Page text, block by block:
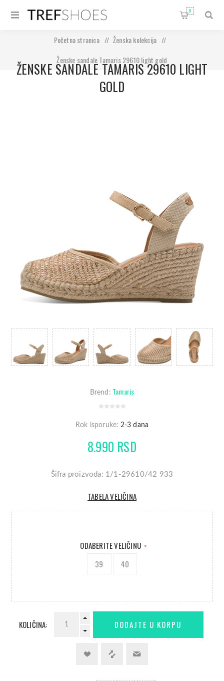
0
Početna stranica / Ženska kolekcija
/
Ženske sandale Tamaris 29610 light gold
ŽENSKE SANDALE TAMARIS 29610 LIGHT
GOLD
Brend: Tamaris
Rok isporuke: 2-3 dana
8.990 RSD
Šifra proizvoda: 1/1-29610/42 933
TABELA VELIČINA
ODABERITE VELIČINU *
39 40
KOLIČINA: